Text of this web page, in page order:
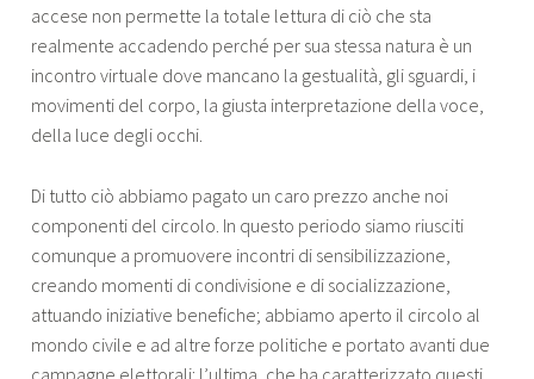
accese non permette la totale lettura di ciò che sta
realmente accadendo perché per sua stessa natura è un
incontro virtuale dove mancano la gestualità, gli sguardi, i
movimenti del corpo, la giusta interpretazione della voce,
della luce degli occhi.
Di tutto ciò abbiamo pagato un caro prezzo anche noi
componenti del circolo. In questo periodo siamo riusciti
comunque a promuovere incontri di sensibilizzazione,
creando momenti di condivisione e di socializzazione,
attuando iniziative benefiche; abbiamo aperto il circolo al
mondo civile e ad altre forze politiche e portato avanti due
campagne elettorali: l’ultima, che ha caratterizzato questi